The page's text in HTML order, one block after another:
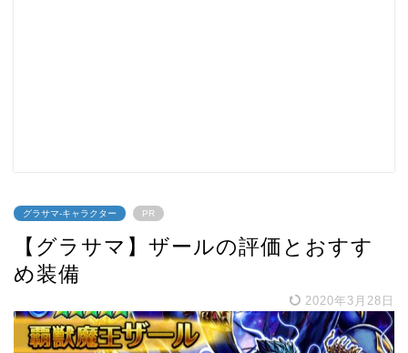
グラサマ-キャラクター PR
【グラサマ】ザールの評価とおすす
め装備
2020年3月28日